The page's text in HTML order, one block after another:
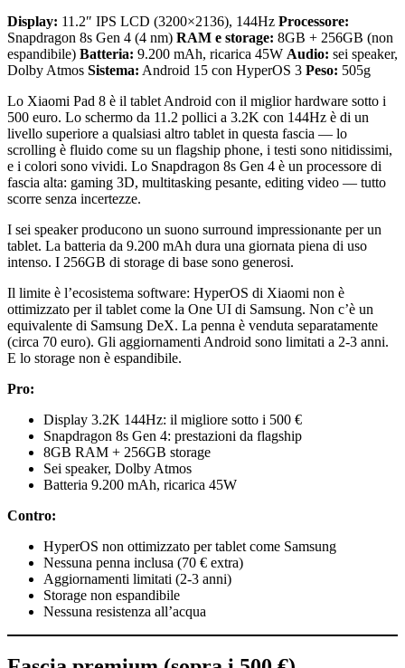
Display: 11.2″ IPS LCD (3200×2136), 144Hz Processore:
Snapdragon 8s Gen 4 (4 nm) RAM e storage: 8GB + 256GB (non
espandibile) Batteria: 9.200 mAh, ricarica 45W Audio: sei speaker,
Dolby Atmos Sistema: Android 15 con HyperOS 3 Peso: 505g
Lo Xiaomi Pad 8 è il tablet Android con il miglior hardware sotto i
500 euro. Lo schermo da 11.2 pollici a 3.2K con 144Hz è di un
livello superiore a qualsiasi altro tablet in questa fascia — lo
scrolling è fluido come su un flagship phone, i testi sono nitidissimi,
e i colori sono vividi. Lo Snapdragon 8s Gen 4 è un processore di
fascia alta: gaming 3D, multitasking pesante, editing video — tutto
scorre senza incertezze.
I sei speaker producono un suono surround impressionante per un
tablet. La batteria da 9.200 mAh dura una giornata piena di uso
intenso. I 256GB di storage di base sono generosi.
Il limite è l’ecosistema software: HyperOS di Xiaomi non è
ottimizzato per il tablet come la One UI di Samsung. Non c’è un
equivalente di Samsung DeX. La penna è venduta separatamente
(circa 70 euro). Gli aggiornamenti Android sono limitati a 2-3 anni.
E lo storage non è espandibile.
Pro:
Display 3.2K 144Hz: il migliore sotto i 500 €
Snapdragon 8s Gen 4: prestazioni da flagship
8GB RAM + 256GB storage
Sei speaker, Dolby Atmos
Batteria 9.200 mAh, ricarica 45W
Contro:
HyperOS non ottimizzato per tablet come Samsung
Nessuna penna inclusa (70 € extra)
Aggiornamenti limitati (2-3 anni)
Storage non espandibile
Nessuna resistenza all’acqua